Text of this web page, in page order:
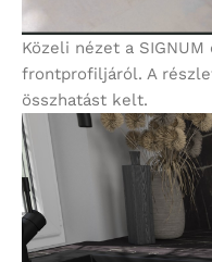
Közeli nézet a
frontprofiljáról. A
összhatást kelt.